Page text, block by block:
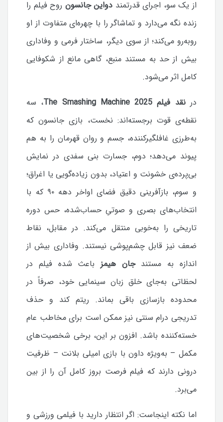
از یک سو، اجرای قدرتمند دواین جانسون روح فیلم را
زنده نگه می‌دارد و تماشاگر را با چهره‌ای متفاوت از او
روبه‌رو می‌کند؛ از سوی دیگر، ساختار فرمی و وفاداری
بیش از حد به مستند منبع، گاهی مانع از شکوفایی
کامل اثر می‌شود.
درنقد فیلم The Smashing Machine 2025
، سه
نقطه‌ی قوت برجسته‌اند: نخست، بازی جانسون که
به‌طرزی غافلگیرکننده، جسم و روان قهرمان را به هم
پیوند می‌دهد؛ دوم، جسارت بنی سفدی در نمایش
بی‌پرده‌ی خشونت و اعتیاد، بدون زیاده‌گویی یا اغراق؛
و سوم، بازآفرینی دقیق فضای اواخر دهه ۹۰ که با
انتخاب‌های بصری و صوتیِ حساب‌شده، حس دوره
تاریخی را به‌خوبی منتقل می‌کند. در مقابل، نقاط
ضعف نیز قابل چشم‌پوشی نیستند. وفاداری بیش از
اندازه به مستندجان هیمزباعث شده فیلم در
لحظاتی به‌جای خلق زبان سینمایی خود، صرفاً در
محدوده بازسازی باقی بماند. ریتم کند و حذف
تدریجی درام سنتی نیز ممکن است برای مخاطب عام
خسته‌کننده باشد. افزون بر این، برخی شخصیت‌های
مکمل – به‌ویژه داون با بازی امیلی بلانت – ظرفیت
درونی دارند که فیلم فرصت بروز کامل آن را از بین
می‌برد.
اما نکته اینجاست: اگر انتظار دارید با فیلمی ورزشی و